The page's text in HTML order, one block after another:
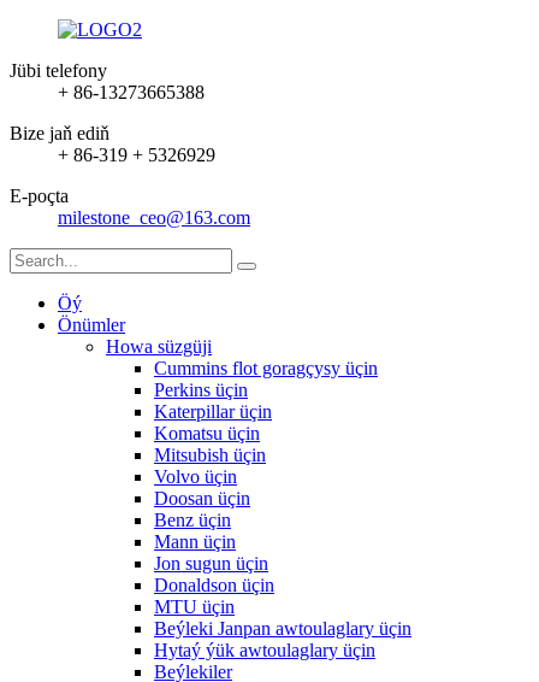
Jübi telefony
+ 86-13273665388
Bize jaň ediň
+ 86-319 + 5326929
E-poçta
milestone_ceo@163.com
Öý
Önümler
Howa süzgüji
Cummins flot goragçysy üçin
Perkins üçin
Katerpillar üçin
Komatsu üçin
Mitsubish üçin
Volvo üçin
Doosan üçin
Benz üçin
Mann üçin
Jon sugun üçin
Donaldson üçin
MTU üçin
Beýleki Janpan awtoulaglary üçin
Hytaý ýük awtoulaglary üçin
Beýlekiler